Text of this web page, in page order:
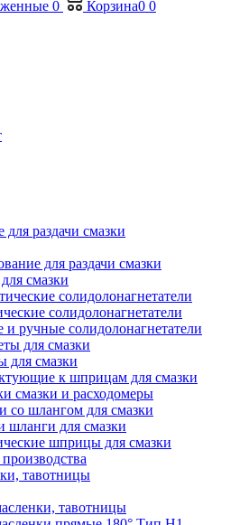
0 Корзина0 0
раздачи смазки
для раздачи смазки
смазки
солидолонагнетатели
солидолонагнетатели
ручные солидолонагнетатели
для смазки
смазки
к шприцам для смазки
смазки и расходомеры
со шлангом для смазки
шланги для смазки
шприцы для смазки
тавотницы
тавотницы